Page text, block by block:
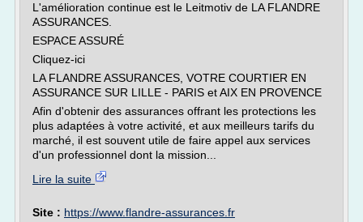
L'amélioration continue est le Leitmotiv de LA FLANDRE
ASSURANCES.
ESPACE ASSURÉ
Cliquez-ici
LA FLANDRE ASSURANCES, VOTRE COURTIER EN
ASSURANCE SUR LILLE - PARIS et AIX EN PROVENCE
Afin d'obtenir des assurances offrant les protections les
plus adaptées à votre activité, et aux meilleurs tarifs du
marché, il est souvent utile de faire appel aux services
d'un professionnel dont la mission...
Lire la suite
Site : https://www.flandre-assurances.fr